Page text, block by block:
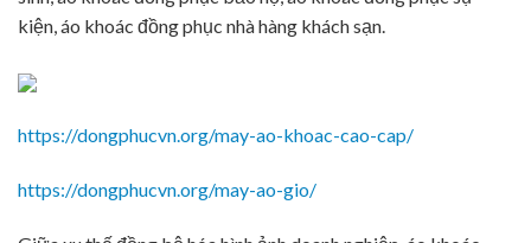
kiện, áo khoác đồng phục nhà hàng khách sạn.
https://dongphucvn.org/may-ao-khoac-cao-cap/
https://dongphucvn.org/may-ao-gio/